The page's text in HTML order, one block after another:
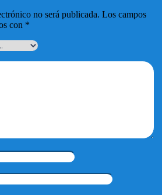
no será publicada. Los campos
con *